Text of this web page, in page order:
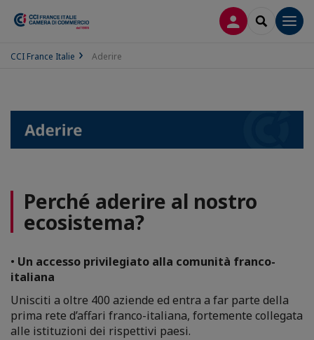
LOG INSEARCH
CCI France Italie Aderire
Perché aderire al nostro
ecosistema?
• Un accesso privilegiato alla comunità franco-
italiana
Unisciti a oltre 400 aziende ed entra a far parte della
prima rete d’affari franco-italiana, fortemente collegata
alle istituzioni dei rispettivi paesi.